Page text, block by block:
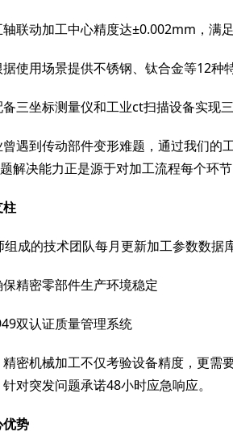
轴联动加工中心精度达±0.002mm，满
据使用场景提供不锈钢、钛合金等12种
三坐标测量仪和工业ct扫描设备实现
遇到传动部件变形难题，通过我们的
解决能力正是源于对加工流程每个环节
柱
成的技术团队每月更新加工参数数据
精密零部件生产环境稳定
双认证质量管理系统
密机械加工不仅考验设备精度，更需
对突发问题承诺48小时应急响应。
优势